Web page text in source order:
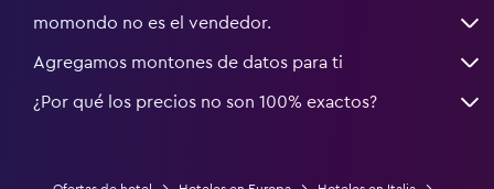
momondo no es el vendedor.
Agregamos montones de datos para ti
¿Por qué los precios no son 100% exactos?